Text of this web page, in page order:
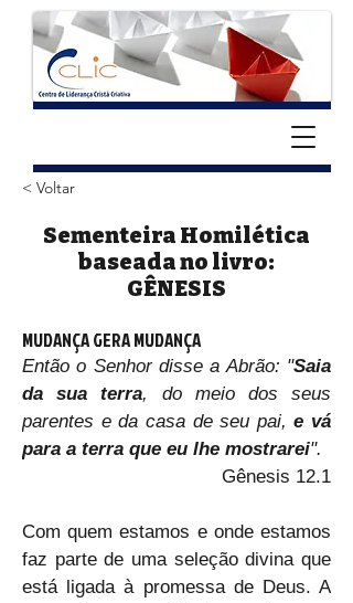
< Voltar
Sementeira Homilética
baseada no livro:
GÊNESIS
MUDANÇA GERA MUDANÇA
Então o Senhor disse a Abrão: "Saia
da sua terra, do meio dos seus
parentes e da casa de seu pai, e vá
para a terra que eu lhe mostrarei".
Gênesis 12.1
Com quem estamos e onde estamos
faz parte de uma seleção divina que
está ligada à promessa de Deus. A